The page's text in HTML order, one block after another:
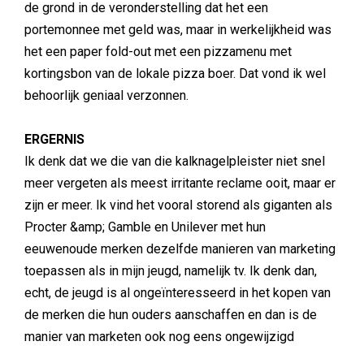
de grond in de veronderstelling dat het een
portemonnee met geld was, maar in werkelijkheid was
het een paper fold-out met een pizzamenu met
kortingsbon van de lokale pizza boer. Dat vond ik wel
behoorlijk geniaal verzonnen.
ERGERNIS
Ik denk dat we die van die kalknagelpleister niet snel
meer vergeten als meest irritante reclame ooit, maar er
zijn er meer. Ik vind het vooral storend als giganten als
Procter &amp; Gamble en Unilever met hun
eeuwenoude merken dezelfde manieren van marketing
toepassen als in mijn jeugd, namelijk tv. Ik denk dan,
echt, de jeugd is al ongeïnteresseerd in het kopen van
de merken die hun ouders aanschaffen en dan is de
manier van marketen ook nog eens ongewijzigd